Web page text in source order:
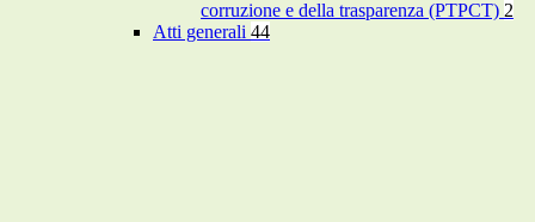
corruzione e della trasparenza (PTPCT) 2
Atti generali 44